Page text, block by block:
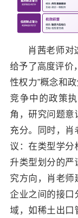
肖茜老师对
给予了高度评价
性权力”概念和
竞争中的政策
角，研究问题
充分。同时，
议：在类型学分
升类型划分的
究方向，肖老
企业之间的接
域，如稀土出